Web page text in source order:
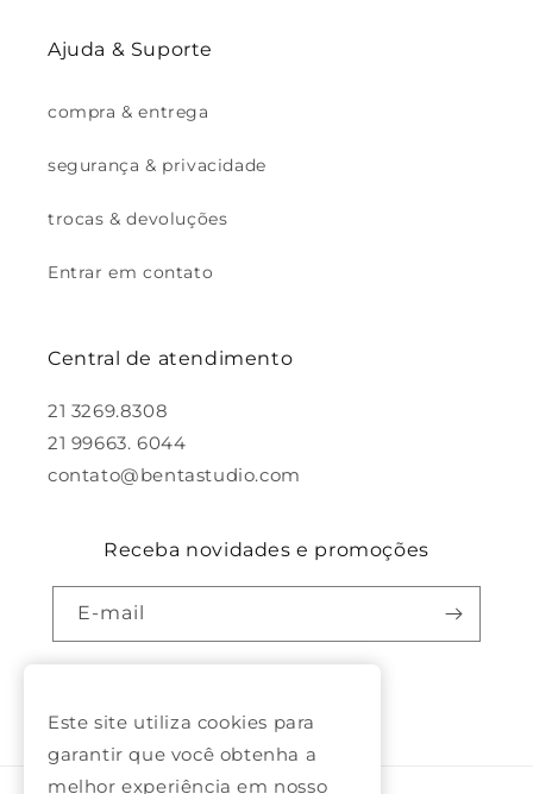
Ajuda & Suporte
compra & entrega
segurança & privacidade
trocas & devoluções
Entrar em contato
Central de atendimento
21 3269.8308
21 99663. 6044
contato@bentastudio.com
Receba novidades e promoções
E-mail
FacebookPinterestInstagram
Este site utiliza cookies para
garantir que você obtenha a
melhor experiência em nosso